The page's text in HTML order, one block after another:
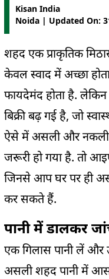
Kisan India
Noida | Updated On:
शहद एक प्राकृतिक
केवल स्वाद में अच्छा
फायदेमंद होता है.
बिक्री बढ़ गई है, जो
ऐसे में असली और नकली
जरूरी हो गया है. तो
जिनसे आप घर पर ही
कर सकते हैं.
पानी में डालकर
एक गिलास पानी लें और
असली शहद पानी में